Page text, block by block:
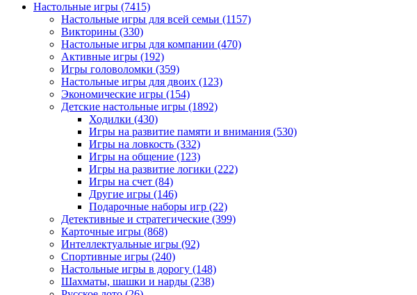
Настольные игры (7415)
Настольные игры для всей семьи (1157)
Викторины (330)
Настольные игры для компании (470)
Активные игры (192)
Игры головоломки (359)
Настольные игры для двоих (123)
Экономические игры (154)
Детские настольные игры (1892)
Ходилки (430)
Игры на развитие памяти и внимания (530)
Игры на ловкость (332)
Игры на общение (123)
Игры на развитие логики (222)
Игры на счет (84)
Другие игры (146)
Подарочные наборы игр (22)
Детективные и стратегические (399)
Карточные игры (868)
Интеллектуальные игры (92)
Спортивные игры (240)
Настольные игры в дорогу (148)
Шахматы, шашки и нарды (238)